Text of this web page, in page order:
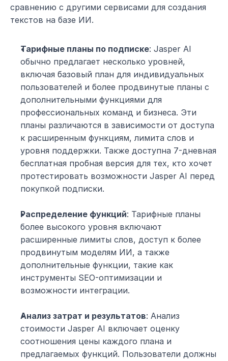
сравнению с другими сервисами для создания
текстов на базе ИИ.
Тарифные планы по подписке: Jasper AI
обычно предлагает несколько уровней,
включая базовый план для индивидуальных
пользователей и более продвинутые планы с
дополнительными функциями для
профессиональных команд и бизнеса. Эти
планы различаются в зависимости от доступа
к расширенным функциям, лимита слов и
уровня поддержки. Также доступна 7-дневная
бесплатная пробная версия для тех, кто хочет
протестировать возможности Jasper AI перед
покупкой подписки.
Распределение функций: Тарифные планы
более высокого уровня включают
расширенные лимиты слов, доступ к более
продвинутым моделям ИИ, а также
дополнительные функции, такие как
инструменты SEO-оптимизации и
возможности интеграции.
Анализ затрат и результатов: Анализ
стоимости Jasper AI включает оценку
соотношения цены каждого плана и
предлагаемых функций. Пользователи должны